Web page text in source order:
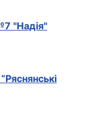
"Надія"